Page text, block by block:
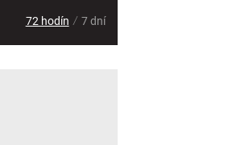
72 hodín / 7 dní